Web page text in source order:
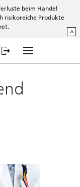
beim Handel
risikoreiche Produkte
^